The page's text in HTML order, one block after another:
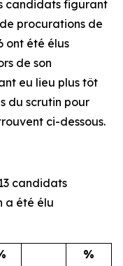
candidats figurant
procurations de
ont été élus
de son
eu lieu plus tôt
du scrutin pour
ci-dessous.
candidats
a été élu
%